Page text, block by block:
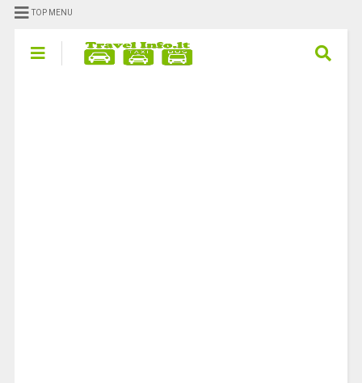
TOP MENU